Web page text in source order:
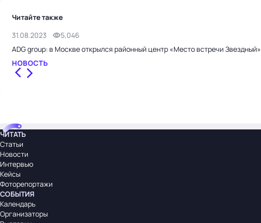
Читайте также
31.08.2023
5,046
ADG group: в Москве открылся районный центр «Место встречи Звездный»
НОВОСТЬ
ЧИТАТЬ
Статьи
Новости
Интервью
Кейсы
Фоторепортажи
СОБЫТИЯ
Календарь
Организаторы